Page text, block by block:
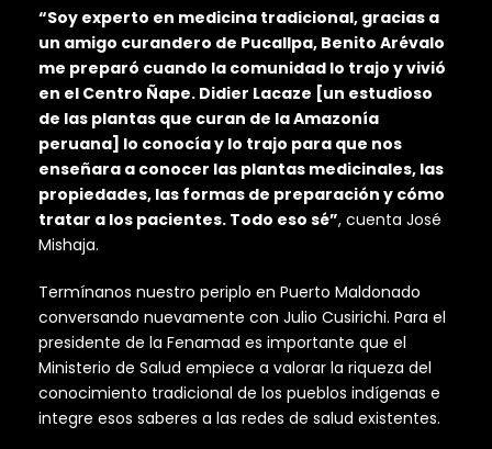
“Soy experto en medicina tradicional, gracias a
un amigo curandero de Pucallpa, Benito Arévalo
me preparó cuando la comunidad lo trajo y vivió
en el Centro Ñape. Didier Lacaze [un estudioso
de las plantas que curan de la Amazonía
peruana] lo conocía y lo trajo para que nos
enseñara a conocer las plantas medicinales, las
propiedades, las formas de preparación y cómo
tratar a los pacientes. Todo eso sé”, cuenta José
Mishaja.
Termínanos nuestro periplo en Puerto Maldonado
conversando nuevamente con Julio Cusirichi. Para el
presidente de la Fenamad es importante que el
Ministerio de Salud empiece a valorar la riqueza del
conocimiento tradicional de los pueblos indígenas e
integre esos saberes a las redes de salud existentes.